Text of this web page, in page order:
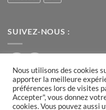
SUIVEZ-NOUS :
Nous utilisons des cookies
apporter la meilleure
préférences lors de visites
Accepter", vous donnez
cookies. Vous pouvez aussi